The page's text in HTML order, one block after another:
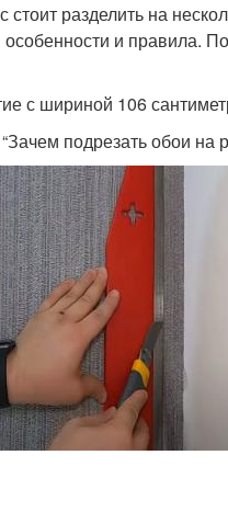
разделить на
и правила.
с шириной 106
подрезать обои на